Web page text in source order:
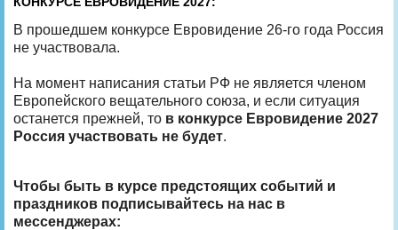
В прошедшем конкурсе Евровидение 26-го года Россия
не участвовала.
На момент написания статьи РФ не является членом
Европейского вещательного союза, и если ситуация
останется прежней, то в конкурсе Евровидение 2027
Россия участвовать не будет.
Чтобы быть в курсе предстоящих событий и
праздников подписывайтесь на нас в
мессенджерах: